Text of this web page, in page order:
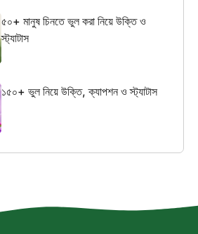
৫০+ মানুষ চিনতে ভুল করা নিয়ে উক্তি ও
স্ট্যাটাস
১৫০+ ভুল নিয়ে উক্তি, ক্যাপশন ও স্ট্যাটাস